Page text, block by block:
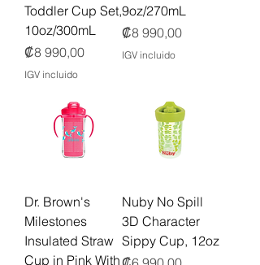
Toddler Cup Set,
10oz/300mL
Precio
₡8 990,00
IGV incluido
9oz/270mL
Precio
₡8 990,00
IGV incluido
Dr. Brown's
Milestones
Insulated Straw
Cup in Pink With
Nuby No Spill
3D Character
Sippy Cup, 12oz
Precio